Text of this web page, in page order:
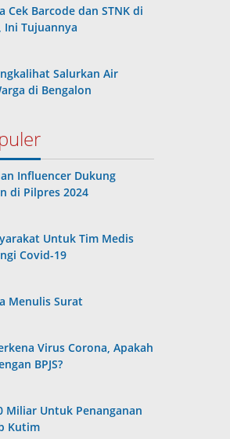
Cek Barcode dan STNK di
Ini Tujuannya
Salurkan Air
di Bengalon
Influencer Dukung
di Pilpres 2024
Untuk Tim Medis
Covid-19
Menulis Surat
Virus Corona, Apakah
BPJS?
Miliar Untuk Penanganan
Kutim